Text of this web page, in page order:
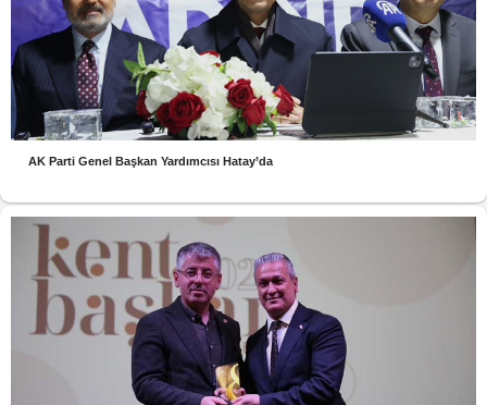
AK Parti Genel Başkan Yardımcısı Hatay’da